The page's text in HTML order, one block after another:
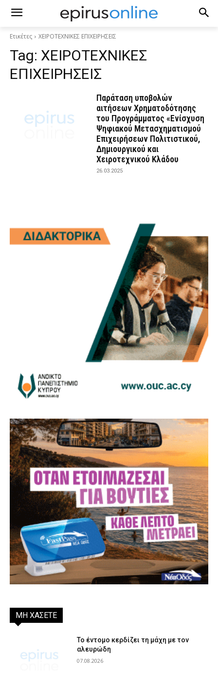
Ετικέτες ΧΕΙΡΟΤΕΧΝΙΚΕΣ ΕΠΙΧΕΙΡΗΣΕΙΣ
Tag: ΧΕΙΡΟΤΕΧΝΙΚΕΣ
ΕΠΙΧΕΙΡΗΣΕΙΣ
Παράταση υποβολών
αιτήσεων Χρηματοδότησης
του Προγράμματος «Ενίσχυση
Ψηφιακού Μετασχηματισμού
Επιχειρήσεων Πολιτιστικού,
Δημιουργικού και
Χειροτεχνικού Κλάδου
26.03.2025
ΜΗ ΧΑΣΕΤΕ
Το έντομο κερδίζει τη μάχη με τον
αλευρώδη
07.08.2026